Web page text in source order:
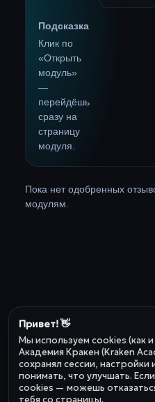
Привет! 👋
Мы используем cookies (как
Академия Кракен (Kraken
сохранял сессии,
понимать, что улучшать.
cookies — можешь
тебя со страницы.
Подсказка
Клик по
«Открыть
модуль»
—
перейдёшь
сразу на
страницу
модуля.
Пока нет одобренных
модулям.